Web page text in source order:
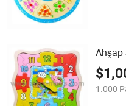
Ahşap
$
1.000